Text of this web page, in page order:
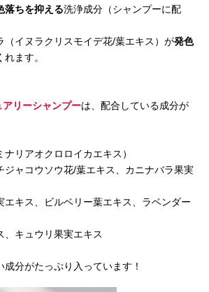
落ちを抑える洗浄成分（シャンプーに配
（イヌラクリスモイデ花/葉エキス）が発色
ます。
リーシャンプーは、配合している成分が
リアオクロロイカエキス）
ジャコウソウ花/葉エキス、カニナバラ果実
エキス、ビルベリー葉エキス、ラベンダー
、キュウリ果実エキス
分がたっぷり入っています！